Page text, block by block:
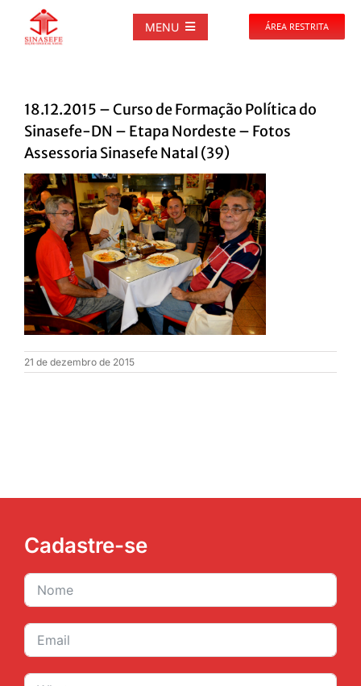
MENU
NOTÍCIAS
PUBLICAÇÕES
DOCUMENTOS
GALERIAS
EVENTOS
ÁREA RESTRITA
18.12.2015 – Curso de Formação Política do
Sinasefe-DN – Etapa Nordeste – Fotos
Assessoria Sinasefe Natal (39)
21 de dezembro de 2015
Cadastre-se